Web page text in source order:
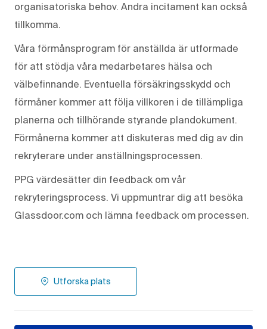
organisatoriska behov. Andra incitament kan också
tillkomma.
Våra förmånsprogram för anställda är utformade
för att stödja våra medarbetares hälsa och
välbefinnande. Eventuella försäkringsskydd och
förmåner kommer att följa villkoren i de tillämpliga
planerna och tillhörande styrande plandokument.
Förmånerna kommer att diskuteras med dig av din
rekryterare under anställningsprocessen.
PPG värdesätter din feedback om vår
rekryteringsprocess. Vi uppmuntrar dig att besöka
Glassdoor.com och lämna feedback om processen.
Utforska plats